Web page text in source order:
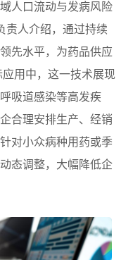
人口流动与发病风险
责人介绍，通过持续
先水平，为药品供应
用中，这一技术展现
吸道感染等高发疾
合理安排生产、经销
对小众病种用药或季
态调整，大幅降低企